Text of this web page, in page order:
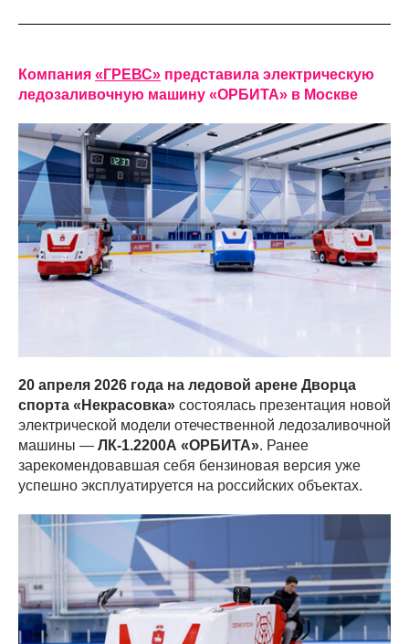
Компания «ГРЕВС» представила электрическую
ледозаливочную машину «ОРБИТА» в Москве
20 апреля 2026 года на ледовой арене Дворца
спорта «Некрасовка» состоялась презентация новой
электрической модели отечественной ледозаливочной
машины — ЛК-1.2200А «ОРБИТА». Ранее
зарекомендовавшая себя бензиновая версия уже
успешно эксплуатируется на российских объектах.